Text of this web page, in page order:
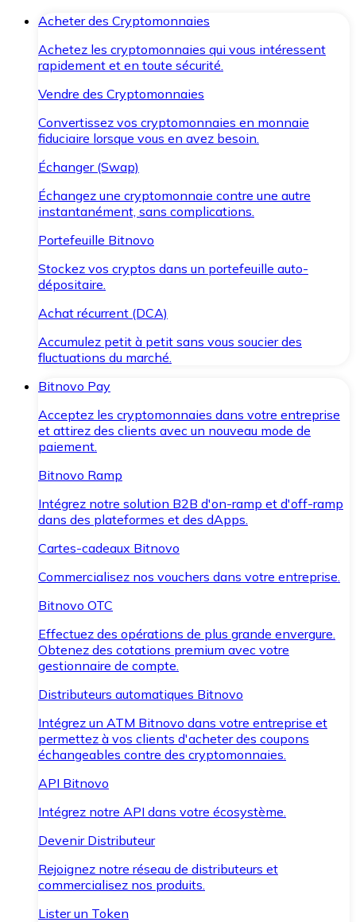
Acheter des Cryptomonnaies
Achetez les cryptomonnaies qui vous intéressent
rapidement et en toute sécurité.
Vendre des Cryptomonnaies
Convertissez vos cryptomonnaies en monnaie
fiduciaire lorsque vous en avez besoin.
Échanger (Swap)
Échangez une cryptomonnaie contre une autre
instantanément, sans complications.
Portefeuille Bitnovo
Stockez vos cryptos dans un portefeuille auto-
dépositaire.
Achat récurrent (DCA)
Accumulez petit à petit sans vous soucier des
fluctuations du marché.
Bitnovo Pay
Acceptez les cryptomonnaies dans votre entreprise
et attirez des clients avec un nouveau mode de
paiement.
Bitnovo Ramp
Intégrez notre solution B2B d'on-ramp et d'off-ramp
dans des plateformes et des dApps.
Cartes-cadeaux Bitnovo
Commercialisez nos vouchers dans votre entreprise.
Bitnovo OTC
Effectuez des opérations de plus grande envergure.
Obtenez des cotations premium avec votre
gestionnaire de compte.
Distributeurs automatiques Bitnovo
Intégrez un ATM Bitnovo dans votre entreprise et
permettez à vos clients d'acheter des coupons
échangeables contre des cryptomonnaies.
API Bitnovo
Intégrez notre API dans votre écosystème.
Devenir Distributeur
Rejoignez notre réseau de distributeurs et
commercialisez nos produits.
Lister un Token